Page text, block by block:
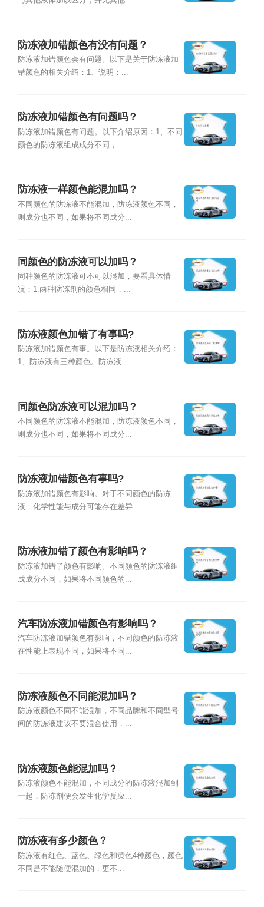
防冻液加错颜色有没有问题？
防冻液加错颜色会有问题。以下是关于防冻液加
错颜色的相关介绍：1、说明：...
防冻液加错颜色有问题吗？
防冻液加错颜色有问题。以下介绍原因：1、不同
颜色的防冻液组成成分不同，...
防冻液一样颜色能混加吗？
不同颜色的防冻液不能混加，防冻液颜色不同，
则成分也不同，如果将不同成分...
同颜色的防冻液可以加吗？
同种颜色的防冻液可不可以混加，要看具体情
况：1.两种防冻剂的颜色相同，...
防冻液颜色加错了有事吗?
防冻液加错颜色有事。以下是防冻液相关介绍：
1、防冻液有三种颜色。防冻液...
同颜色防冻液可以混加吗？
不同颜色的防冻液不能混加，防冻液颜色不同，
则成分也不同，如果将不同成分...
防冻液加错颜色有事吗?
防冻液加错颜色有影响。对于不同颜色的防冻
液，化学性能与成分可能存在差异...
防冻液加错了颜色有影响吗？
防冻液加错了颜色有影响。不同颜色的防冻液组
成成分不同，如果将不同颜色的...
汽车防冻液加错颜色有影响吗？
汽车防冻液加错颜色有影响，不同颜色的防冻液
在性能上表现不同，如果将不同...
防冻液颜色不同能混加吗？
防冻液颜色不同不能混加，不同品牌和不同型号
间的防冻液建议不要混合使用，...
防冻液颜色能混加吗？
防冻液颜色不能混加，不同成分的防冻液混加到
一起，防冻剂便会发生化学反应...
防冻液有多少颜色？
防冻液有红色、蓝色、绿色和黄色4种颜色，颜色
不同是不能随便混加的，更不...